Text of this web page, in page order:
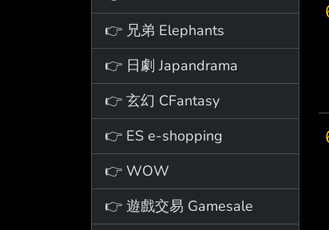
👉 兄弟 Elephants
👉 日劇 Japandrama
👉 玄幻 CFantasy
👉 ES e-shopping
👉 WOW
👉 遊戲交易 Gamesale